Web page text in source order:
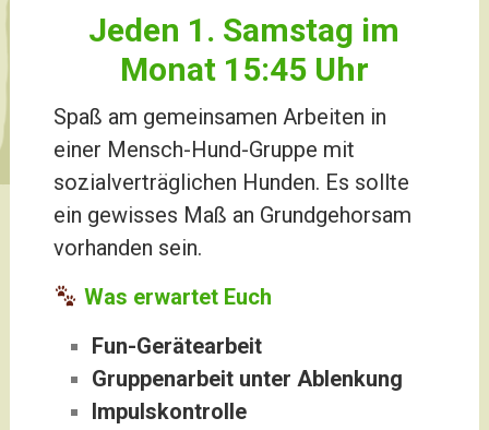
Jeden 1. Samstag im
Monat 15:45 Uhr
Spaß am gemeinsamen Arbeiten in
einer Mensch-Hund-Gruppe mit
sozialverträglichen Hunden. Es sollte
ein gewisses Maß an Grundgehorsam
vorhanden sein.
Was erwartet Euch
Fun-Gerätearbeit
Gruppenarbeit unter Ablenkung
Impulskontrolle